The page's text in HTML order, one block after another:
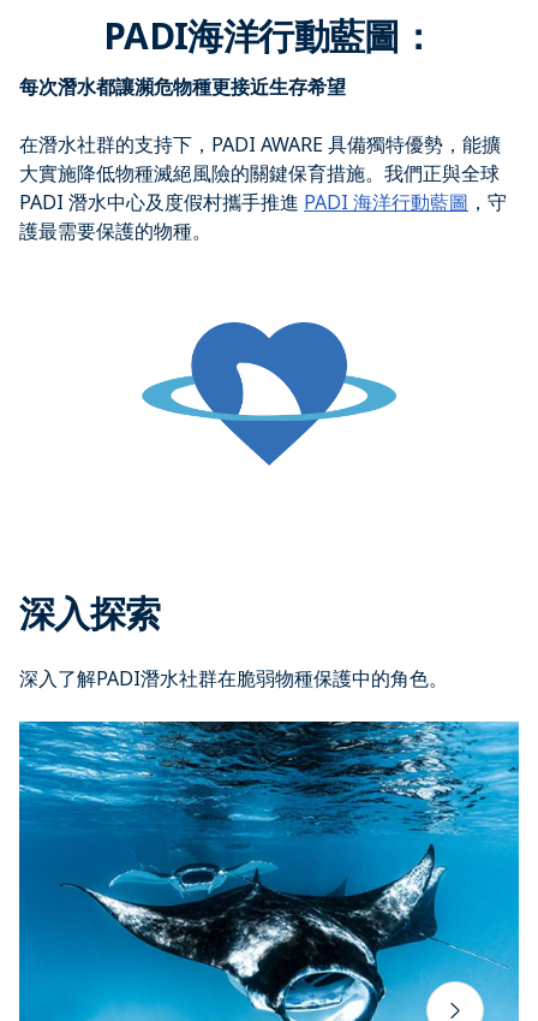
PADI海洋行動藍圖：​
每次潛水都讓瀕危物種更接近生存希望
在潛水社群的支持下，PADI AWARE 具備獨特優勢，能擴
大實施降低物種滅絕風險的關鍵保育措施。我們正與全球
PADI 潛水中心及度假村攜手推進 PADI 海洋行動藍圖 ，守
護最需要保護的物種。
深入探索
深入了解PADI潛水社群在脆弱物種保護中的角色。